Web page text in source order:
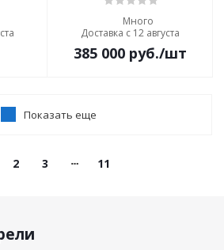
Много
Доставка с 12 августа
385 000руб./шт
Показать еще
2 3 11